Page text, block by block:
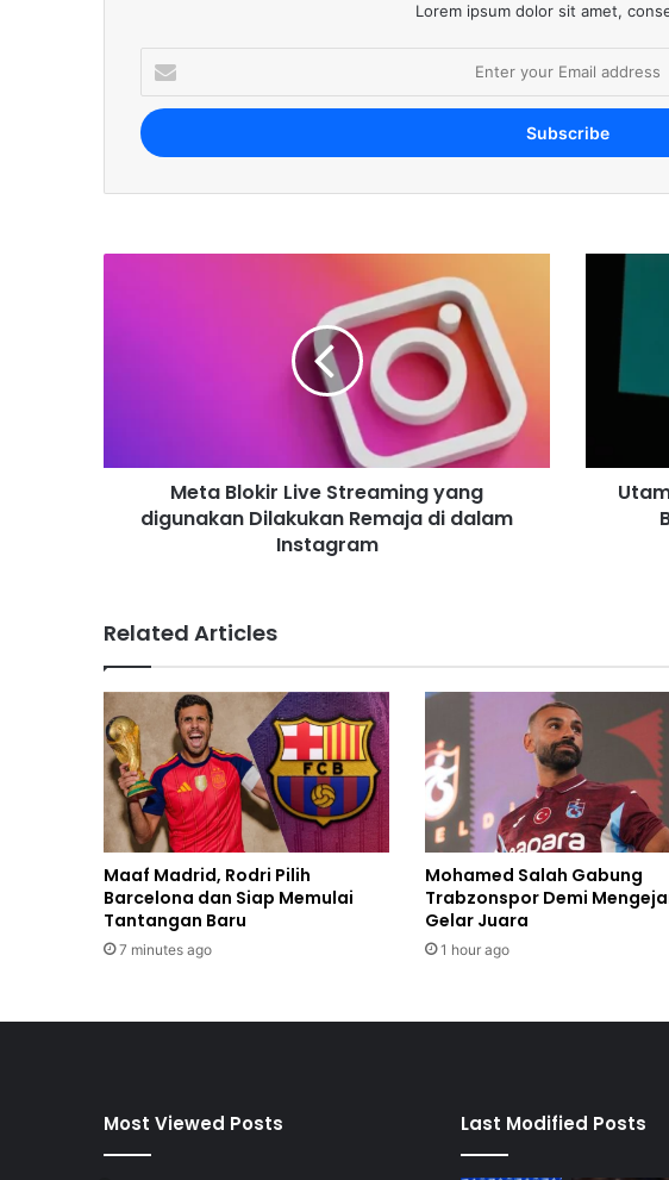
Lorem ipsum dolor sit amet,
e
r
Meta Blokir Live Streaming yang
digunakan Dilakukan Remaja di dalam
Instagram
Related Articles
Maaf Madrid, Rodri Pilih
Barcelona dan Siap Memulai
Tantangan Baru
7 minutes ago
Mohamed Salah Gabung
Trabzonspor Demi
Gelar Juara
1 hour ago
Most Viewed Posts Last Modified Posts